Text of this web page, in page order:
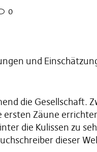
0
und
die Gesellschaft.
ersten Zäune
die Kulissen zu
dieser